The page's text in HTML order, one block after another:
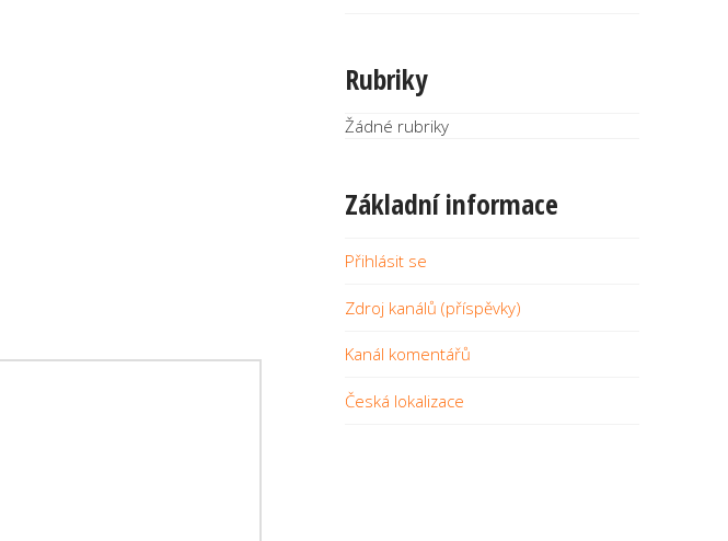
Rubriky
Žádné rubriky
Základní informace
Přihlásit se
Zdroj kanálů (příspěvky)
Kanál komentářů
Česká lokalizace